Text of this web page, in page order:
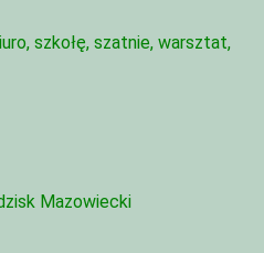
szkołę, szatnie, warsztat,
Mazowiecki